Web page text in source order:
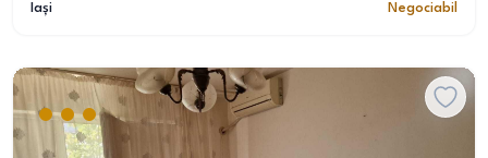
Iași
Negociabil